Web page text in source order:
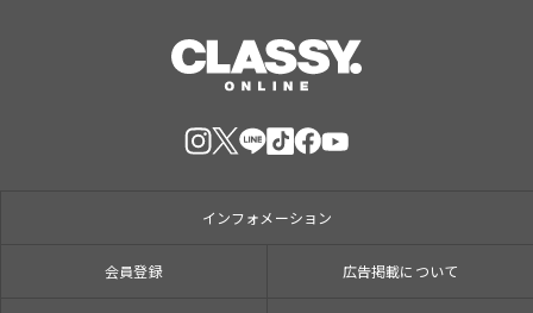
インフォメーション
会員登録 広告掲載について